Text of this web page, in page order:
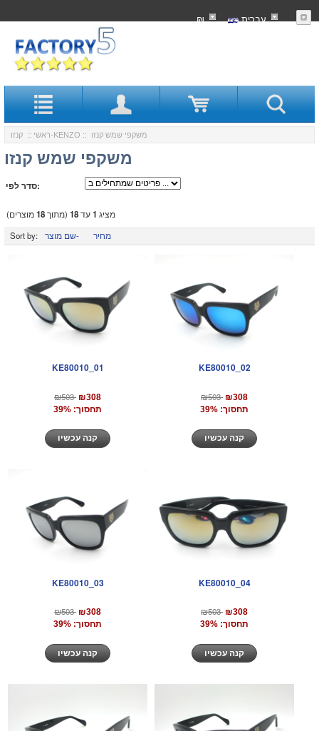
עִברִית ₪
ראשי :: קנזו-KENZO :: משקפי שמש קנזו
משקפי שמש קנזו
סדר לפי:
מציג 1עד18 (מתוך18מוצרים)
Sort by:
שם מוצר- מחיר
KE80010_01
₪503 ₪308
תחסוך: 39%
KE80010_02
₪503 ₪308
תחסוך: 39%
KE80010_03
₪503 ₪308
תחסוך: 39%
KE80010_04
₪503 ₪308
תחסוך: 39%